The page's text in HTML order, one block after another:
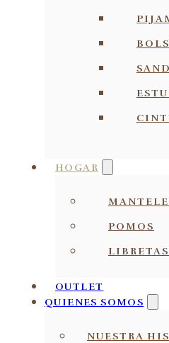
HOGAR
POMOS
LIBRETAS
OUTLET
QUIENES SOMOS
NUESTRA